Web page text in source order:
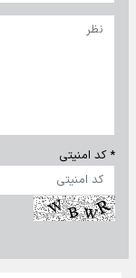
* کد امنیتی